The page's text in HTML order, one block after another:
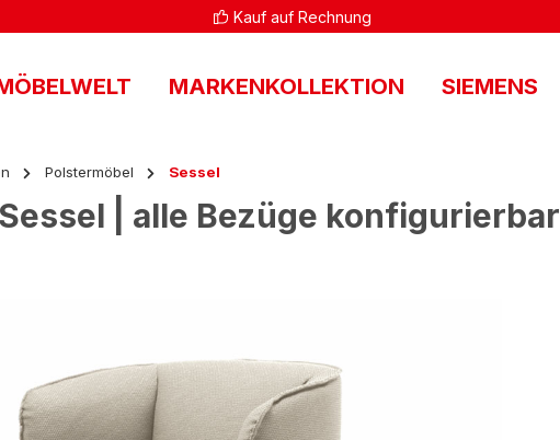
Kauf auf Rechnung
MARKENKOLLEKTION SIEMENS
Polstermöbel Sessel
| alle Bezüge konfigurierbar